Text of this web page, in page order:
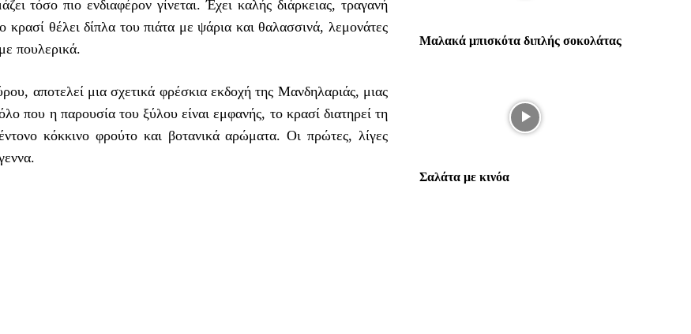
τόσο πιο ενδιαφέρον γίνεται. Έχει καλής διάρκειας, τραγανή
θέλει δίπλα του πιάτα με ψάρια και θαλασσινά, λεμονάτες
πουλερικά.
αποτελεί μια σχετικά φρέσκια εκδοχή της Μανδηλαριάς, μιας
που η παρουσία του ξύλου είναι εμφανής, το κρασί διατηρεί τη
κόκκινο φρούτο και βοτανικά αρώματα. Οι πρώτες, λίγες
Μαλακά μπισκότα διπλής σοκολάτας
Σαλάτα με κινόα